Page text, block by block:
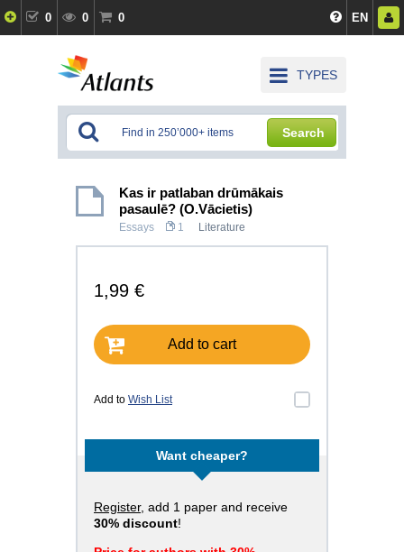
0 0 0 EN
TYPES
Search
Kas ir patlaban drūmākais
pasaulē? (O.Vācietis)
Essays 1 Literature
1,99 €
Add to cart
Add to Wish List
Want cheaper?
Register, add 1 paper and receive
30% discount!